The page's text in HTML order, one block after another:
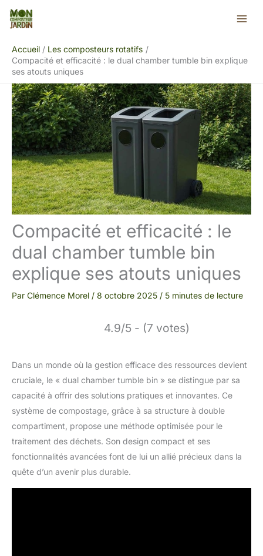
Aller
Accueil
Les composteurs rotatifs
Compacité et efficacité : le dual chamber tumble bin explique
ses atouts uniques
Compacité et efficacité : le
dual chamber tumble bin
explique ses atouts uniques
Par Clémence Morel / 8 octobre 2025 / 5 minutes de lecture
4.9/5 - (7 votes)
Dans un monde où la gestion efficace des ressources devient
cruciale, le « dual chamber tumble bin » se distingue par sa
capacité à offrir des solutions pratiques et innovantes. Ce
système de compostage, grâce à sa structure à double
compartiment, propose une méthode optimisée pour le
traitement des déchets. Son design compact et ses
fonctionnalités avancées font de lui un allié précieux dans la
quête d’un avenir plus durable.
Rechercher